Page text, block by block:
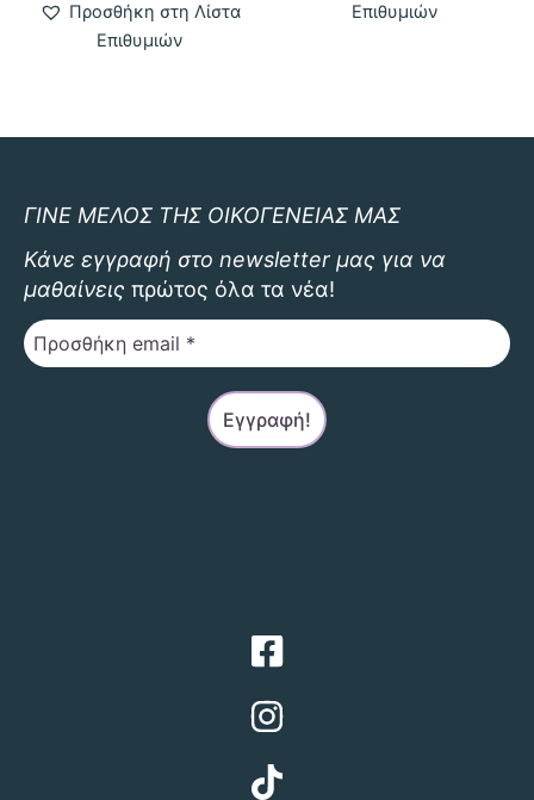
Προσθήκη στη Λίστα
Επιθυμιών
Επιθυμιών
ΓΙΝΕ ΜΕΛΟΣ ΤΗΣ ΟΙΚΟΓΕΝΕΙΑΣ ΜΑΣ
Κάνε εγγραφή στο newsletter μας για να
μαθαίνεις πρώτος όλα τα νέα!